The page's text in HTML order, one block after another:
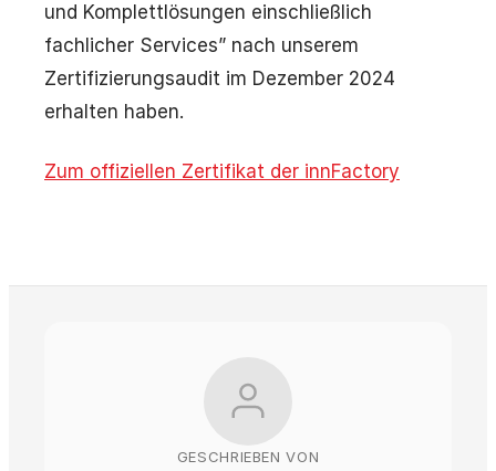
und Komplettlösungen einschließlich
fachlicher Services” nach unserem
Zertifizierungsaudit im Dezember 2024
erhalten haben.
Zum offiziellen Zertifikat der innFactory
GESCHRIEBEN VON